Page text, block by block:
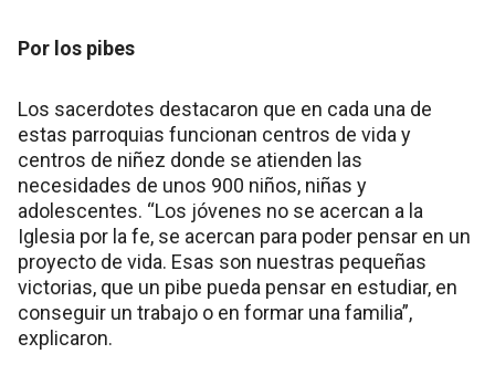
Por los pibes
Los sacerdotes destacaron que en cada una de
estas parroquias funcionan centros de vida y
centros de niñez donde se atienden las
necesidades de unos 900 niños, niñas y
adolescentes. “Los jóvenes no se acercan a la
Iglesia por la fe, se acercan para poder pensar en un
proyecto de vida. Esas son nuestras pequeñas
victorias, que un pibe pueda pensar en estudiar, en
conseguir un trabajo o en formar una familia”,
explicaron.